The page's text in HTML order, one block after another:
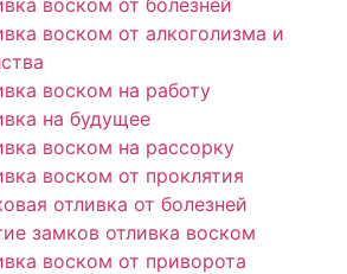
воском от болезней
воском от алкоголизма и
воском на работу
на будущее
воском на рассорку
воском от проклятия
отливка от болезней
замков отливка воском
воском от приворота